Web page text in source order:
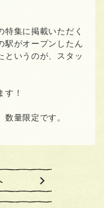
特集に掲載いただく
駅がオープンしたん
というのが、スタッ
す！
量限定です。